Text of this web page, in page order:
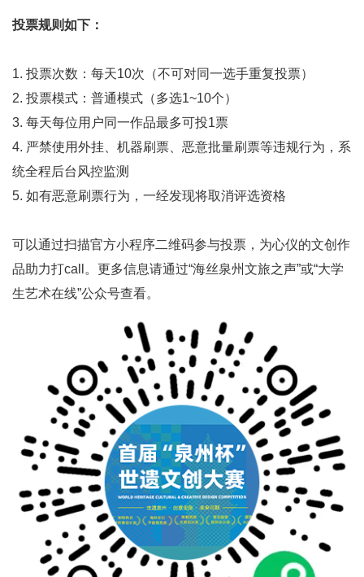
投票规则如下：
1. 投票次数：每天10次（不可对同一选手重复投票）
2. 投票模式：普通模式（多选1~10个）
3. 每天每位用户同一作品最多可投1票
4. 严禁使用外挂、机器刷票、恶意批量刷票等违规行为，系
统全程后台风控监测
5. 如有恶意刷票行为，一经发现将取消评选资格
可以通过扫描官方小程序二维码参与投票，为心仪的文创作
品助力打call。更多信息请通过“海丝泉州文旅之声”或“大学
生艺术在线”公众号查看。